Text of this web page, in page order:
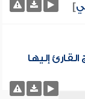
]
إليها